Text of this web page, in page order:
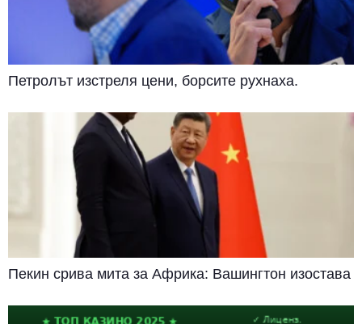
Петролът изстреля цени, борсите рухнаха.
Пекин срива мита за Африка: Вашингтон изостава